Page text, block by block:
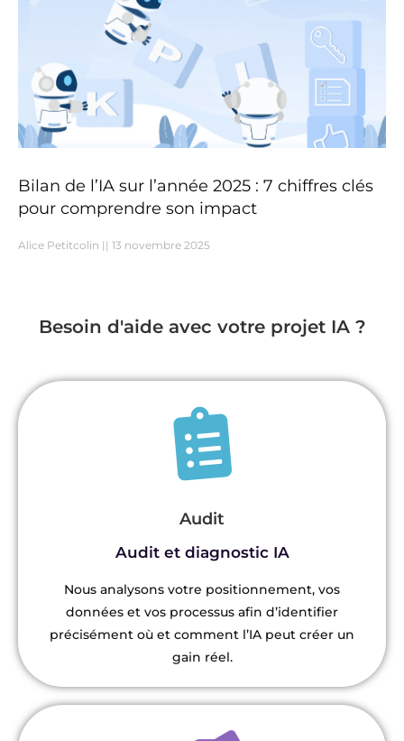
Bilan de l’IA sur l’année 2025 : 7 chiffres clés
pour comprendre son impact
Alice Petitcolin 13 novembre 2025
Besoin d'aide avec votre projet IA ?
Audit
Audit et diagnostic IA
Nous analysons votre positionnement, vos
données et vos processus afin d’identifier
précisément où et comment l’IA peut créer un
gain réel.